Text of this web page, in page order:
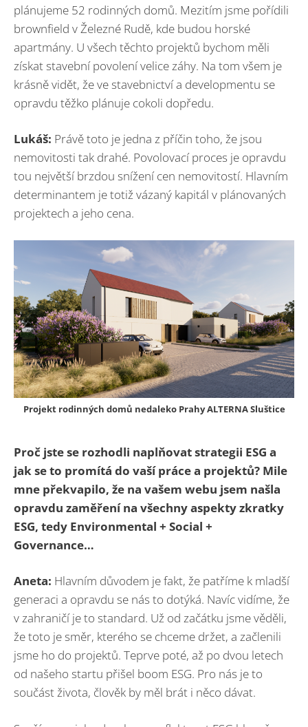
plánujeme 52 rodinných domů. Mezitím jsme pořídili
brownfield v Železné Rudě, kde budou horské
apartmány. U všech těchto projektů bychom měli
získat stavební povolení velice záhy. Na tom všem je
krásně vidět, že ve stavebnictví a developmentu se
opravdu těžko plánuje cokoli dopředu.
Lukáš: Právě toto je jedna z příčin toho, že jsou
nemovitosti tak drahé. Povolovací proces je opravdu
tou největší brzdou snížení cen nemovitostí. Hlavním
determinantem je totiž vázaný kapitál v plánovaných
projektech a jeho cena.
Projekt rodinných domů nedaleko Prahy ALTERNA Sluštice
Proč jste se rozhodli naplňovat strategii ESG a
jak se to promítá do vaší práce a projektů? Mile
mne překvapilo, že na vašem webu jsem našla
opravdu zaměření na všechny aspekty zkratky
ESG, tedy Environmental + Social +
Governance…
Aneta: Hlavním důvodem je fakt, že patříme k mladší
generaci a opravdu se nás to dotýká. Navíc vidíme, že
v zahraničí je to standard. Už od začátku jsme věděli,
že toto je směr, kterého se chceme držet, a začlenili
jsme ho do projektů. Teprve poté, až po dvou letech
od našeho startu přišel boom ESG. Pro nás je to
součást života, člověk by měl brát i něco dávat.